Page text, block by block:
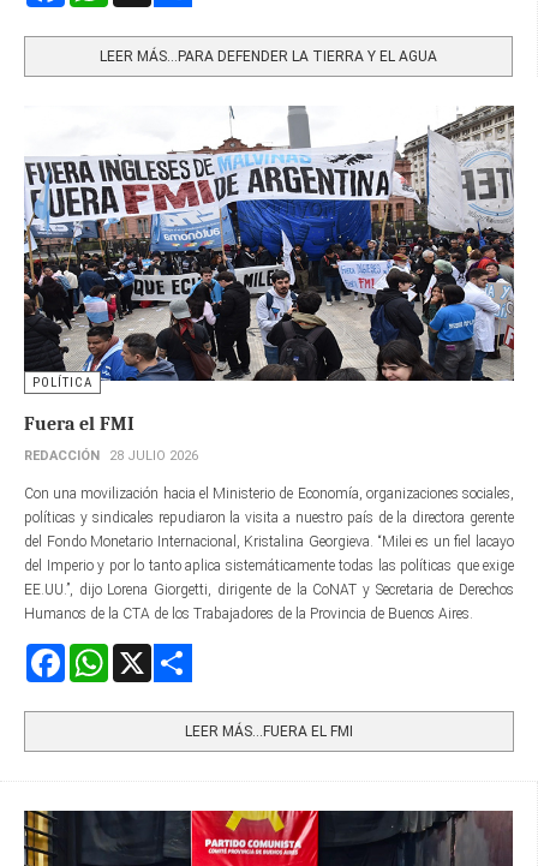
LEER MÁS…PARA DEFENDER LA TIERRA Y EL AGUA
POLÍTICA
Fuera el FMI
REDACCIÓN 28 JULIO 2026
Con una movilización hacia el Ministerio de Economía, organizaciones sociales,
políticas y sindicales repudiaron la visita a nuestro país de la directora gerente​
del Fondo Monetario Internacional, Kristalina Georgieva. “Milei es un fiel lacayo
del Imperio y por lo tanto aplica sistemáticamente todas las políticas que exige
EE.UU.”, dijo Lorena Giorgetti, dirigente de la CoNAT y Secretaria de Derechos
Humanos de la CTA de los Trabajadores de la Provincia de Buenos Aires.
FacebookWhatsApp
LEER MÁS…FUERA EL FMI